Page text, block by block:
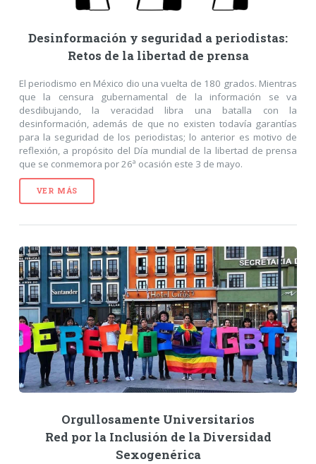
Desinformación y seguridad a periodistas:
Retos de la libertad de prensa
El periodismo en México dio una vuelta de 180 grados. Mientras
que la censura gubernamental de la información se va
desdibujando, la veracidad libra una batalla con la
desinformación, además de que no existen todavía garantías
para la seguridad de los periodistas; lo anterior es motivo de
reflexión, a propósito del Día mundial de la libertad de prensa
que se conmemora por 26ª ocasión este 3 de mayo.
VER MÁS
Orgullosamente Universitarios
Red por la Inclusión de la Diversidad
Sexogenérica